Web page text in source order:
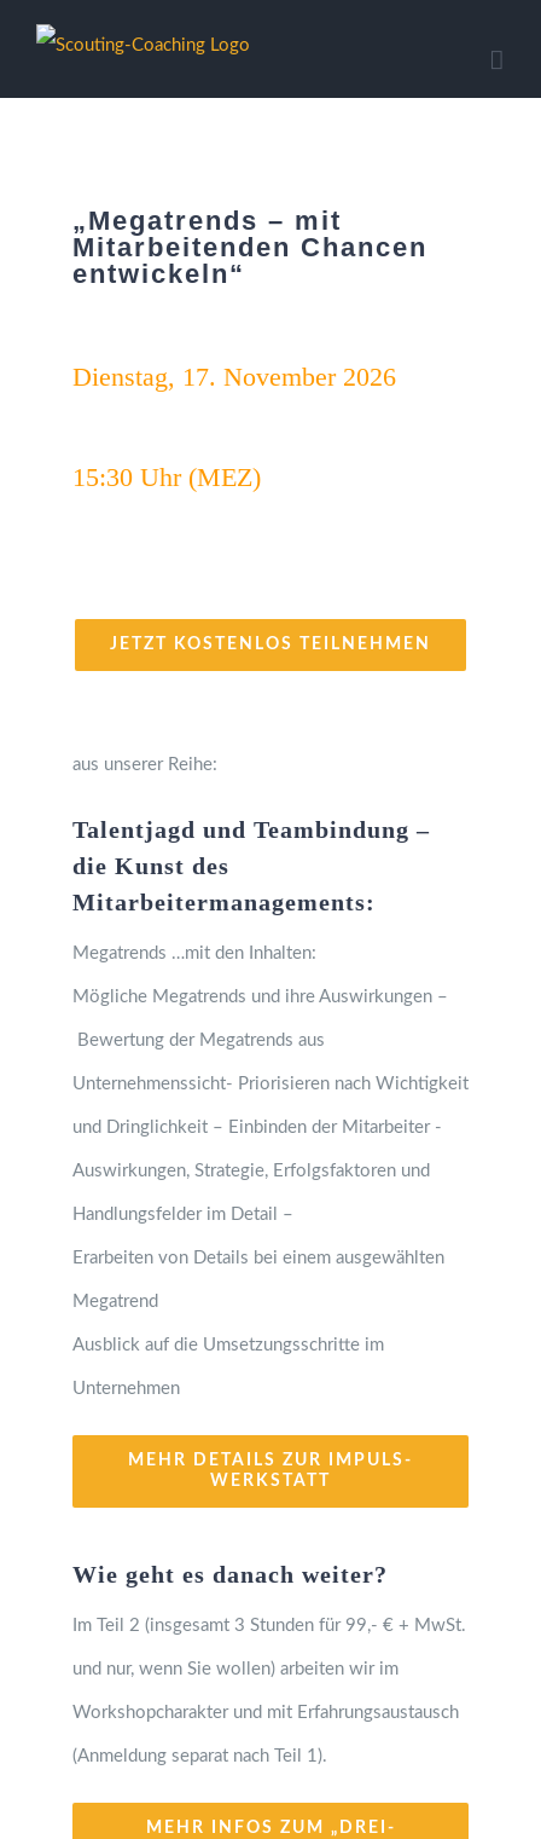
„Megatrends – mit
Mitarbeitenden Chancen
entwickeln“
Dienstag, 17. November 2026
15:30 Uhr (MEZ)
JETZT KOSTENLOS TEILNEHMEN
aus unserer Reihe:
Talentjagd und Teambindung –
die Kunst des
Mitarbeitermanagements:
Megatrends …mit den Inhalten:
Mögliche Megatrends und ihre Auswirkungen –
Bewertung der Megatrends aus
Unternehmenssicht- Priorisieren nach Wichtigkeit
und Dringlichkeit – Einbinden der Mitarbeiter -
Auswirkungen, Strategie, Erfolgsfaktoren und
Handlungsfelder im Detail –
Erarbeiten von Details bei einem ausgewählten
Megatrend
Ausblick auf die Umsetzungsschritte im
Unternehmen
MEHR DETAILS ZUR IMPULS-
WERKSTATT
Wie geht es danach weiter?
Im Teil 2 (insgesamt 3 Stunden für 99,- € + MwSt.
und nur, wenn Sie wollen) arbeiten wir im
Workshopcharakter und mit Erfahrungsaustausch
(Anmeldung separat nach Teil 1).
MEHR INFOS ZUM „DREI-